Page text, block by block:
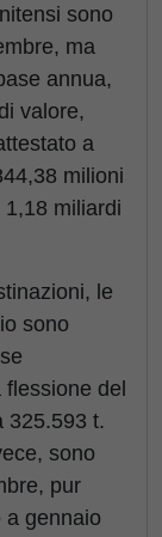
sono
ma
annua,
valore,
a
milioni
miliardi
le
sono
del
325.593 t.
sono
pur
a gennaio